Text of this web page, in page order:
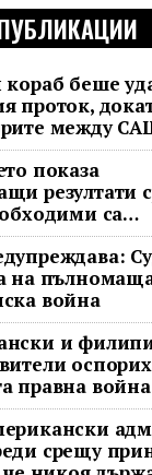
кораб беше
проток,
между
в
показа
резултати
са
с хора
на
война
и
правна
срещу